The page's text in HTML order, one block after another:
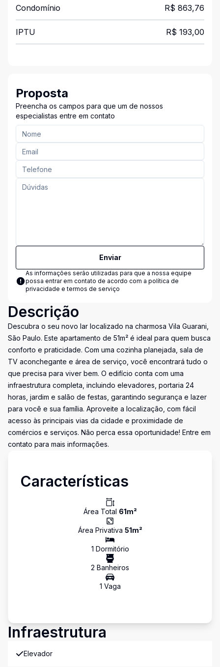
Condomínio R$ 863,76
IPTU R$ 193,00
Proposta
Preencha os campos para que um de nossos
especialistas entre em contato
Enviar
As informações serão utilizadas para que a nossa equipe
possa entrar em contato de acordo com a política de
privacidade e termos de serviço
Descrição
Descubra o seu novo lar localizado na charmosa Vila Guarani,
São Paulo. Este apartamento de 51m² é ideal para quem busca
conforto e praticidade. Com uma cozinha planejada, sala de
TV aconchegante e área de serviço, você encontrará tudo o
que precisa para viver bem. O edifício conta com uma
infraestrutura completa, incluindo elevadores, portaria 24
horas, jardim e salão de festas, garantindo segurança e lazer
para você e sua família. Aproveite a localização, com fácil
acesso às principais vias da cidade e proximidade de
comércios e serviços. Não perca essa oportunidade! Entre em
contato para mais informações.
Características
Área Total 61m²
Área Privativa 51m²
1 Dormitório
2 Banheiros
1 Vaga
Infraestrutura
Elevador